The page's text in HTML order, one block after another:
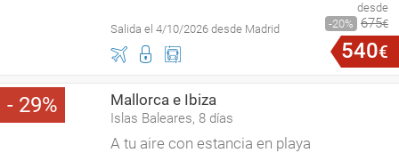
Salida el 4/10/2026 desde Madrid
desde
20
675€
540€
29 Mallorca e Ibiza
Islas Baleares, 8 días
A tu aire con estancia en playa